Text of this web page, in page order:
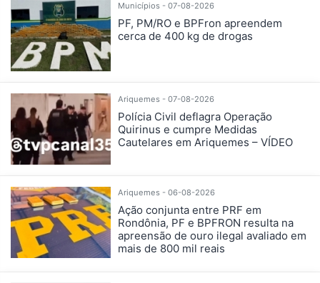
Municípios - 07-08-2026
PF, PM/RO e BPFron apreendem
cerca de 400 kg de drogas
Ariquemes - 07-08-2026
Polícia Civil deflagra Operação
Quirinus e cumpre Medidas
Cautelares em Ariquemes – VÍDEO
Ariquemes - 06-08-2026
Ação conjunta entre PRF em
Rondônia, PF e BPFRON resulta na
apreensão de ouro ilegal avaliado em
mais de 800 mil reais